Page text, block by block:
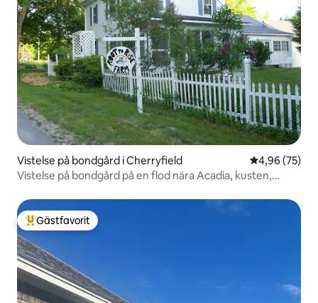
Vistelse på bondgård i Cherryfield 4,96 av 5 i
4,96 (75)
Vistelse på bondgård på en flod nära Acadia, kusten,
Populär gästfavorit
Gästfavorit